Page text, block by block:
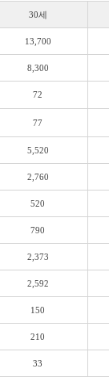
30세
13,700
8,300
72
77
5,520
2,760
520
790
2,373
2,592
150
210
33